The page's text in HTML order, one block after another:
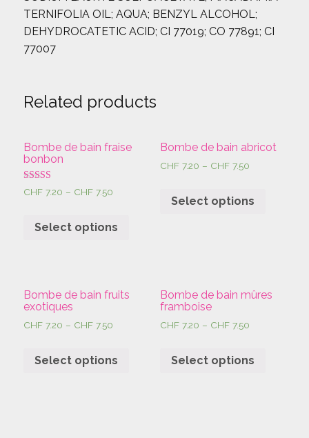
TERNIFOLIA OIL; AQUA; BENZYL ALCOHOL;
DEHYDROCATETIC ACID; CI 77019; CO 77891; CI
77007
Related products
Bombe de bain fraise
bonbon
Rated
4.00
CHF 7.20 – CHF 7.50
Select options
Bombe de bain abricot
CHF7.20 – CHF7.50
Select options
Bombe de bain fruits
exotiques
CHF 7.20 – CHF 7.50
Select options
Bombe de bain mûres
framboise
CHF7.20 – CHF7.50
Select options